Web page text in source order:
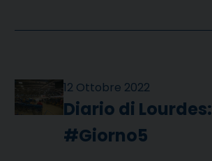
12 Ottobre 2022
Diario di Lourdes:
#Giorno5